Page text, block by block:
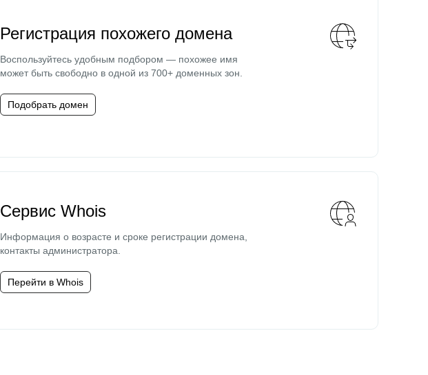
Регистрация похожего домена
Воспользуйтесь удобным подбором — похожее имя
может быть свободно в одной из 700+ доменных зон.
Подобрать домен
Сервис Whois
Информация о возрасте и сроке регистрации домена,
контакты администратора.
Перейти в Whois